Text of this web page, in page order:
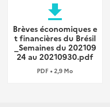
file_download
Brèves économiques e
t financières du Brésil
_Semaines du 202109
24 au 20210930.pdf
PDF • 2,9 Mo